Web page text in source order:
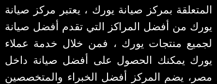
المتعلقة بمركز صيانة يورك ، يعتبر مركز صيانة
يورك من أفضل المراكز التي تقدم أفضل صيانة
لجميع منتجات يورك ، فمن خلال خدمة عملاء
يورك يمكنك الحصول على أفضل صيانة داخل
مصر، يضم المركز أفضل الخبراء والمتخصصين